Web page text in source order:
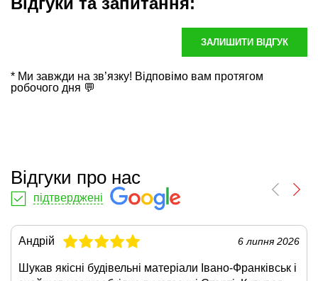
ЗАЛИШИТИ ВІДГУК
* Ми завжди на зв’язку! Відповімо вам протягом
робочого дня 💬
Відгуки про нас
підтверджені
Андрій 6 липня 2026
Шукав якісні будівельні матеріали Івано-Франківськ і